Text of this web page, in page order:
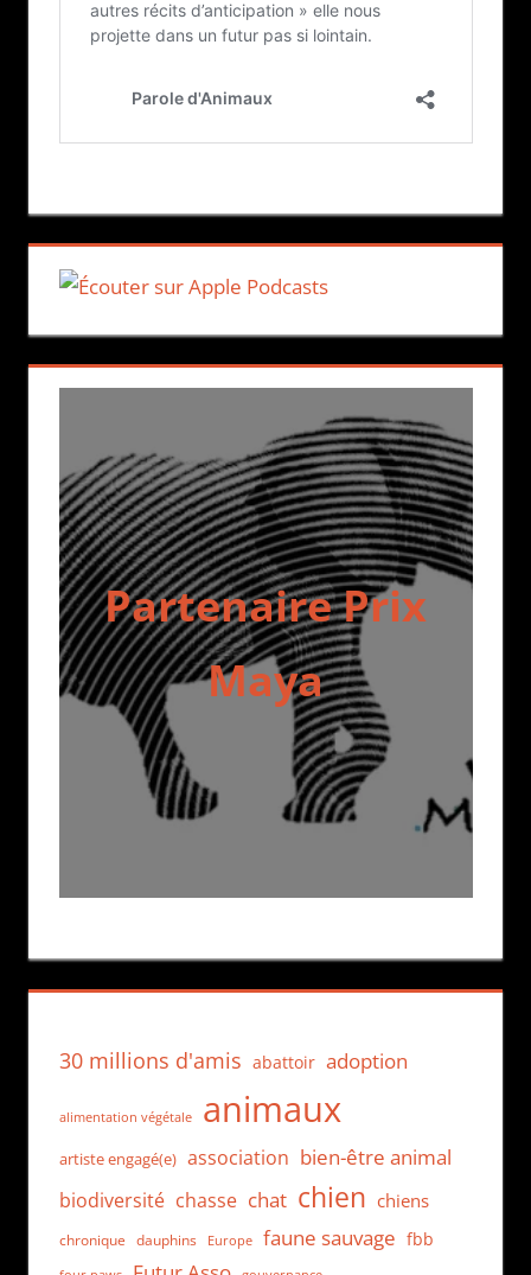
Partenaire Prix
Maya
30 millions d'amis abattoir adoption
alimentation végétale animaux
artiste engagé(e) association bien-être animal
biodiversité chasse chat chien chiens
chronique dauphins Europe faune sauvage fbb